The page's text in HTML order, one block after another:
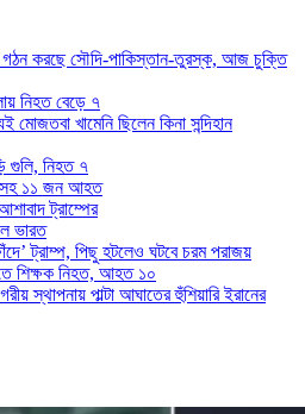
গঠন করছে সৌদি-পাকিস্তান-তুরস্ক, আজ চুক্তি
নিহত বেড়ে ৭
খামেনি ছিলেন কিনা সন্দিহান
গুলি, নিহত ৭
১১ জন আহত
ট্রাম্পের
ভারত
ট্রাম্প, পিছু হটলেও ঘটবে চরম পরাজয়
শিক্ষক নিহত, আহত ১০
স্থাপনায় পাল্টা আঘাতের হুঁশিয়ারি ইরানের